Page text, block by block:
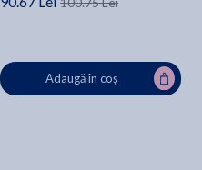
Adaugă în coș